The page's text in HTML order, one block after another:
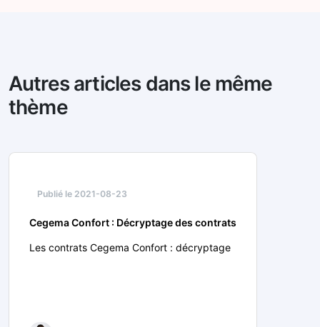
Autres articles dans le même
thème
Publié le 2021-08-23
Cegema Confort : Décryptage des contrats
Les contrats Cegema Confort : décryptage